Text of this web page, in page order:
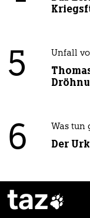
5 Unfall
6 Was tun
Der
taz